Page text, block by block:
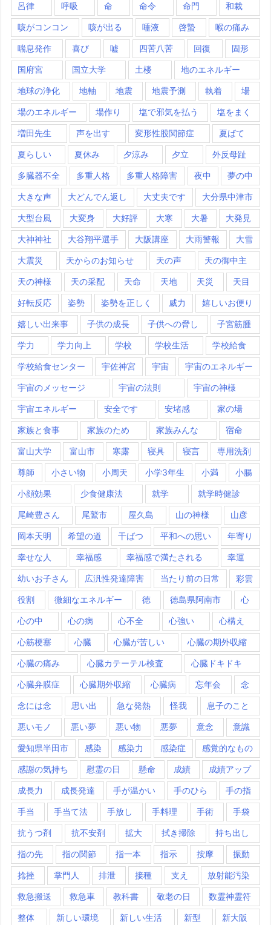
呂律 呼吸 命 命令 命門 和裁
咳がコンコン 咳が出る 唾液 啓蟄 喉の痛み
喘息発作 喜び 嘘 四苦八苦 回復 固形
国府宮 国立大学 土楼 地のエネルギー
地球の浄化 地軸 地震 地震予測 執着 場
場のエネルギー 場作り 塩で邪気を払う 塩をまく
増田先生 声を出す 変形性股関節症 夏ばて
夏らしい 夏休み 夕涼み 夕立 外反母趾
多臓器不全 多重人格 多重人格障害 夜中 夢の中
大きな声 大どんでん返し 大丈夫です 大分県中津市
大型台風 大変身 大好評 大寒 大暑 大発見
大神神社 大谷翔平選手 大阪講座 大雨警報 大雪
大震災 天からのお知らせ 天の声 天の御中主
天の神様 天の采配 天命 天地 天災 天目
好転反応 姿勢 姿勢を正しく 威力 嬉しいお便り
嬉しい出来事 子供の成長 子供への脅し 子宮筋腫
学力 学力向上 学校 学校生活 学校給食
学校給食センター 宇佐神宮 宇宙 宇宙のエネルギー
宇宙のメッセージ 宇宙の法則 宇宙の神様
宇宙エネルギー 安全です 安堵感 家の場
家族と食事 家族のため 家族みんな 宿命
富山大学 富山市 寒露 寝具 寝言 専用洗剤
尊師 小さい物 小周天 小学3年生 小満 小腸
小顔効果 少食健康法 就学 就学時健診
尾崎豊さん 尾鷲市 屋久島 山の神様 山彦
岡本天明 希望の道 干ばつ 平和への思い 年寄り
幸せな人 幸福感 幸福感で満たされる 幸運
幼いお子さん 広汎性発達障害 当たり前の日常 彩雲
役割 微細なエネルギー 徳 徳島県阿南市 心
心の中 心の病 心不全 心強い 心構え
心筋梗塞 心臓 心臓が苦しい 心臓の期外収縮
心臓の痛み 心臓カテーテル検査 心臓ドキドキ
心臓弁膜症 心臓期外収縮 心臓病 忘年会 念
念には念 思い出 急な発熱 怪我 息子のこと
悪いモノ 悪い夢 悪い物 悪夢 意念 意識
愛知県半田市 感染 感染力 感染症 感覚的なもの
感謝の気持ち 慰霊の日 懸命 成績 成績アップ
成長力 成長発達 手が温かい 手のひら 手の指
手当 手当て法 手放し 手料理 手術 手袋
抗うつ剤 抗不安剤 拡大 拭き掃除 持ち出し
指の先 指の関節 指一本 指示 按摩 振動
捻挫 掌門人 排泄 接種 支え 放射能汚染
救急搬送 救急車 教科書 敬老の日 数霊神霊符
整体 新しい環境 新しい生活 新型 新大阪